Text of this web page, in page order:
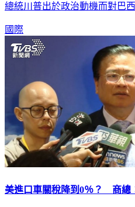
總統川普出於政治動機而對巴
國際
美進口車關稅降到0％？ 商總